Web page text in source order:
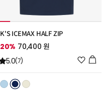
K'S ICEMAX HALF ZIP
70,400 원
20%
위
5.0(7)